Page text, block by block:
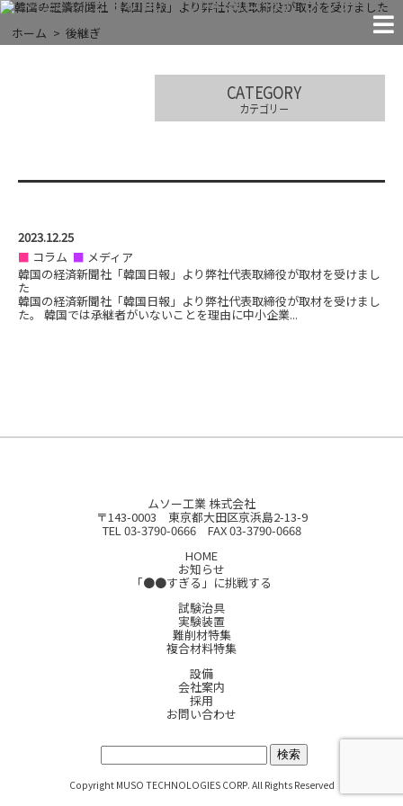
NEWS!
お知らせ
THE EXTREMES
「●●すぎる」に挑戦する
JIGS
試験治具
MACHINES
実験装置
FACILITIES
設 備
COMPANY
会社案内
RECRUIT
採 用
CONTACT
お問い合わせ
代表取締役が取材を受けました
ホーム 後継ぎ
CATEGORY
カテゴリー
2023.12.25
コラム
メディア
韓国の経済新聞社「韓国日報」より弊社代表取締役が取材を受けまし
た
韓国の経済新聞社「韓国日報」より弊社代表取締役が取材を受けまし
た。 韓国では承継者がいないことを理由に中小企業...
ムソー工業 株式会社
〒143-0003 東京都大田区京浜島2-13-9
TEL 03-3790-0666 FAX 03-3790-0668
HOME
お知らせ
「●●すぎる」に挑戦する
試験治具
実験装置
難削材特集
複合材料特集
設備
会社案内
採用
お問い合わせ
サイト内検索:
Copyright MUSO TECHNOLOGIES CORP. All Rights Reserved